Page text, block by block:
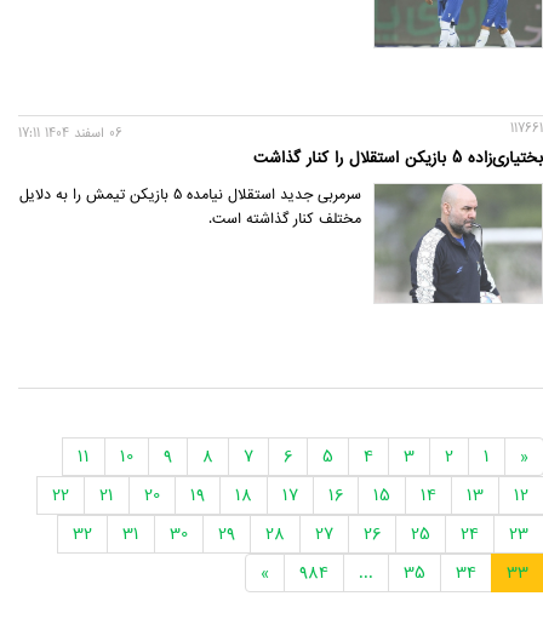
117661
بختیاری‌زاده 5 بازیکن استقلال را کنار گذاشت
06 اسفند 1404 17:11
سرمربی جدید استقلال نیامده 5 بازیکن تیمش را به دلایل
مختلف کنار گذاشته است.
«
1
2
3
4
5
6
7
8
9
10
11
12
13
14
15
16
17
18
19
20
21
22
23
24
25
26
27
28
29
30
31
32
33
34
35
...
984
»